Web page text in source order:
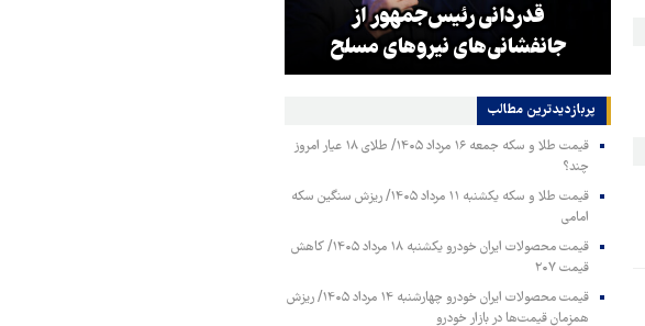
قدردانی رئیس‌جمهور از
جانفشانی‌های نیروهای مسلح
پربازدیدترین‌ مطالب
قیمت طلا و سکه جمعه ۱۶ مرداد ۱۴۰۵/ طلای ۱۸ عیار امروز
چند؟
قیمت طلا و سکه یکشنبه ۱۱ مرداد ۱۴۰۵/ ریزش سنگین سکه
امامی
قیمت محصولات ایران خودرو یکشنبه ۱۸ مرداد ۱۴۰۵/ کاهش
قیمت ۲۰۷
قیمت محصولات ایران خودرو چهارشنبه ۱۴ مرداد ۱۴۰۵/ ریزش
همزمان قیمت‌ها در بازار خودرو